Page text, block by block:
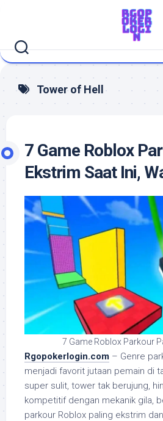
Tower of Hell
7 Game Roblox
Ekstrim Saat Ini,
7 Game Roblox Parkour
Rgopokerlogin.com – Genre
menjadi favorit jutaan pemain di
super sulit, tower tak berujung,
kompetitif dengan mekanik gila,
parkour Roblox paling ekstrim